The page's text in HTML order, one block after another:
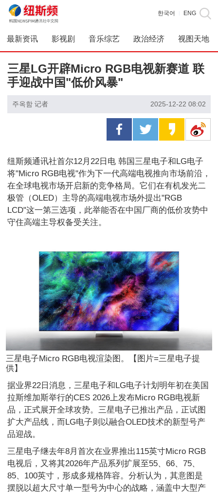
한국어 ENG
最新资讯 影视剧 音乐综艺 政治经济 视图天地
三星LG开辟Micro RGB电视新赛道 联
手迎战中国"低价风暴"
주옥함 记者 2025-12-22 08:02
纽斯频通讯社首尔12月22日电 韩国三星电子和LG电子
将"Micro RGB电视"作为下一代高端电视推向市场前沿，
在全球电视市场开启新的竞争格局。它们在有机发光二
极管（OLED）主导的高端电视市场外提出"RGB
LCD"这一第三选项，此举能否在中国厂商的低价攻势中
守住高端主导权备受关注。
三星电子Micro RGB电视渲染图。【图片=三星电子提
供】
据业界22日消息，三星电子和LG电子计划明年初在美国
拉斯维加斯举行的CES 2026上发布Micro RGB电视新
品，正式展开全球攻势。三星电子已推出产品，正试图
扩大产品线，而LG电子则以融合OLED技术的新型号产
品迎战。
三星电子继去年8月首次在业界推出115英寸Micro RGB
电视后，又将其2026年产品系列扩展至55、66、75、
85、100英寸，形成多规格阵容。分析认为，其意图是
摆脱以超大尺寸单一型号为中心的战略，涵盖中大型产